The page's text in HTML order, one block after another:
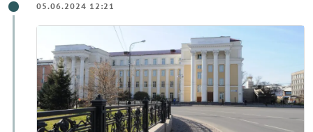
05.06.2024 12:21